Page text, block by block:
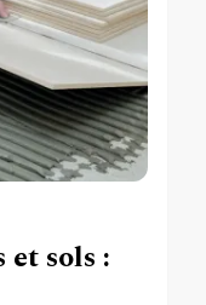
et sols :